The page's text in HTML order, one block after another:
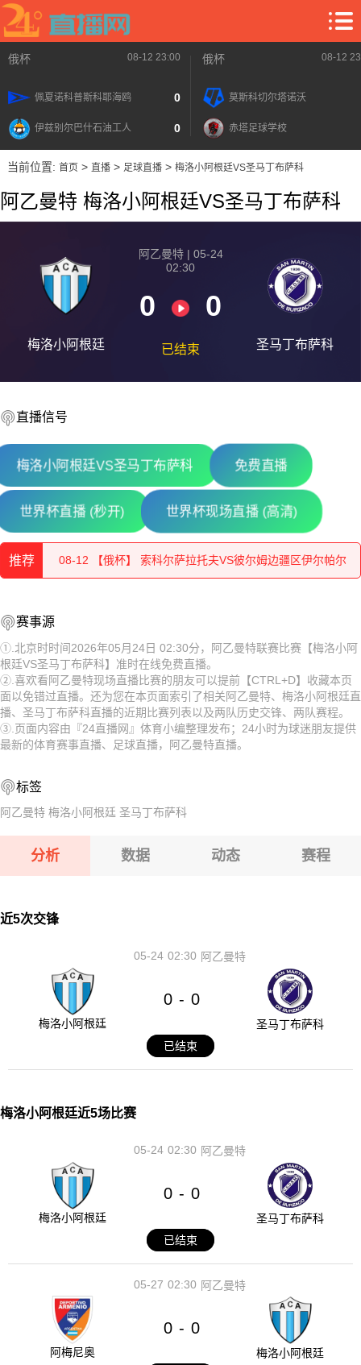
俄杯 08-12 23:00
佩夏诺科普斯科耶海鸥 0
伊兹别尔巴什石油工人 0
俄杯 08-12
莫斯科切尔塔诺沃
赤塔足球学校
当前位置: 首页> 直播> 足球直播> 梅洛小阿根廷VS圣马丁布萨科
阿乙曼特 梅洛小阿根廷VS圣马丁布萨科
梅洛小阿根廷
阿乙曼特 | 05-24
02:30
0 0
已结束 圣马丁布萨科
直播信号
梅洛小阿根廷VS圣马丁布萨科 免费直播
世界杯直播 (秒开) 世界杯现场直播 (高清)
推荐
08-12 【俄杯】 佩夏诺科普斯科耶海鸥VS伊兹别尔巴什石油
08-12 【俄杯】 莫斯科切尔塔诺沃VS赤塔足球学校
08-12 【俄杯】 索科尔萨拉托夫VS彼尔姆边疆区伊尔帕尔
08-12 【俄杯】 伊热夫斯克VS米阿斯鱼雷
08-12 【俄杯】 FC阿斯特拉罕VS五山城马舒克KMV
08-12 【亚冠二级】 阿卡达格VSFC果阿
08-12 【俄杯】 索科尔萨拉托夫VS彼尔姆边疆区伊尔帕尔
08-12 【俄杯】 莫斯科斯特罗吉诺VS弗拉基米尔鱼雷
08-12 【俄杯】 FC穆罗姆VS利佩茨克冶金工人
08-12 【亚冠二级】 阿卡达格VSFC果阿
赛事源
①.北京时时间2026年05月24日 02:30分，阿乙曼特联赛比赛【梅洛小阿
根廷VS圣马丁布萨科】准时在线免费直播。
②.喜欢看阿乙曼特现场直播比赛的朋友可以提前【CTRL+D】收藏本页
面以免错过直播。还为您在本页面索引了相关阿乙曼特、梅洛小阿根廷直
播、圣马丁布萨科直播的近期比赛列表以及两队历史交锋、两队赛程。
③.页面内容由『24直播网』体育小编整理发布；24小时为球迷朋友提供
最新的体育赛事直播、足球直播，阿乙曼特直播。
标签
阿乙曼特 梅洛小阿根廷 圣马丁布萨科
分析 数据 动态 赛程
近5次交锋
02:30
05-24 阿乙曼特
梅洛小阿根廷
0 - 0
圣马丁布萨科
已结束
梅洛小阿根廷近5场比赛
02:30
05-24 阿乙曼特
梅洛小阿根廷
0 - 0
圣马丁布萨科
已结束
02:30
05-27 阿乙曼特
阿梅尼奥
0 - 0
梅洛小阿根廷